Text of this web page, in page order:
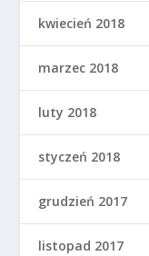
kwiecień 2018
marzec 2018
luty 2018
styczeń 2018
grudzień 2017
listopad 2017